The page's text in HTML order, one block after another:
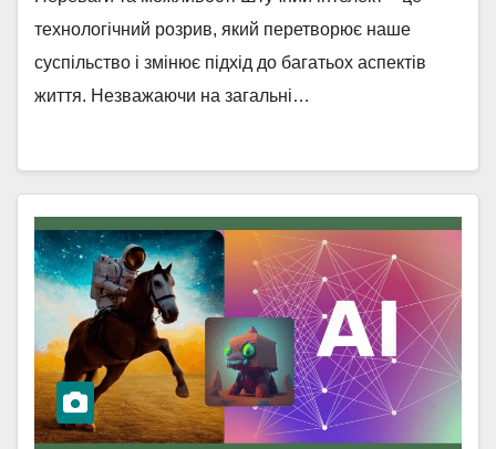
технологічний розрив, який перетворює наше
суспільство і змінює підхід до багатьох аспектів
життя. Незважаючи на загальні…